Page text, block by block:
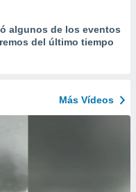
algunos de los eventos
del último tiempo
Más Vídeos